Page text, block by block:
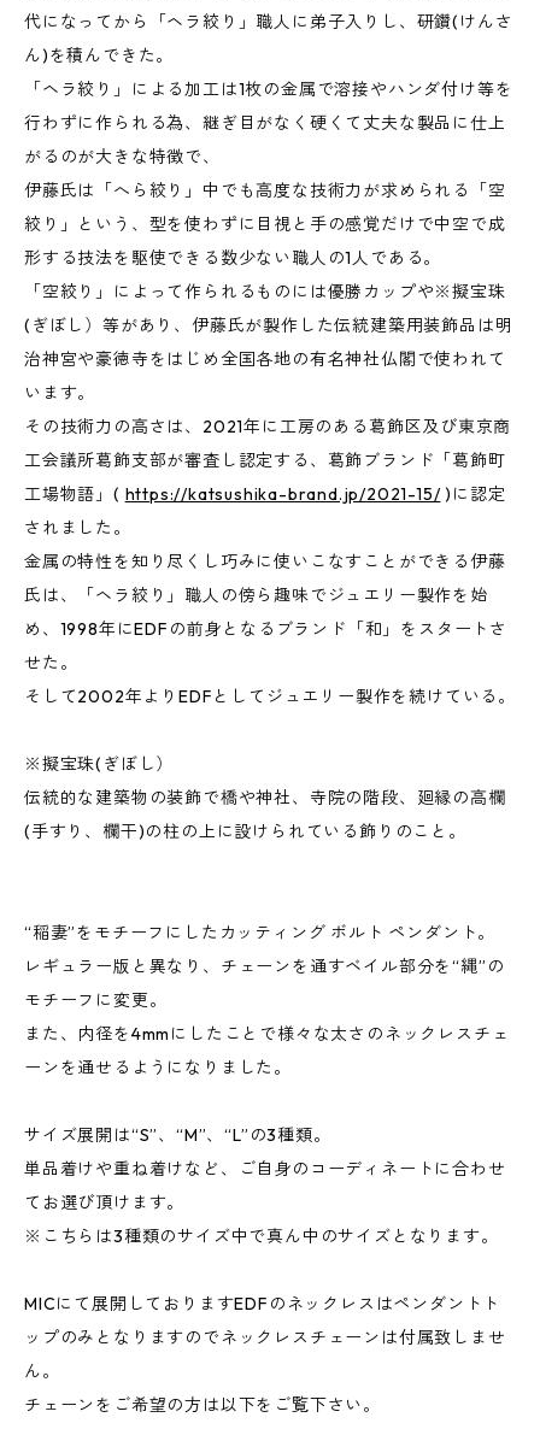
代になってから「ヘラ絞り」職人に弟子入りし、研鑽(けんさ
ん)を積んできた。
「ヘラ絞り」による加工は1枚の金属で溶接やハンダ付け等を
行わずに作られる為、継ぎ目がなく硬くて丈夫な製品に仕上
がるのが大きな特徴で、
伊藤氏は「へら絞り」中でも高度な技術力が求められる「空
絞り」という、型を使わずに目視と手の感覚だけで中空で成
形する技法を駆使できる数少ない職人の1人である。
「空絞り」によって作られるものには優勝カップや※擬宝珠
(ぎぼし）等があり、伊藤氏が製作した伝統建築用装飾品は明
治神宮や豪徳寺をはじめ全国各地の有名神社仏閣で使われて
います。
その技術力の高さは、2021年に工房のある葛飾区及び東京商
工会議所葛飾支部が審査し認定する、葛飾ブランド「葛飾町
工場物語」( https://katsushika-brand.jp/2021-15/)に認定
されました。
金属の特性を知り尽くし巧みに使いこなすことができる伊藤
氏は、「ヘラ絞り」職人の傍ら趣味でジュエリー製作を始
め、1998年にEDFの前身となるブランド「和」をスタートさ
せた。
そして2002年よりEDFとしてジュエリー製作を続けている。
※擬宝珠(ぎぼし）
伝統的な建築物の装飾で橋や神社、寺院の階段、廻縁の高欄
(手すり、欄干)の柱の上に設けられている飾りのこと。
“稲妻”をモチーフにしたカッティング ボルト ペンダント。
レギュラー版と異なり、チェーンを通すベイル部分を“縄”の
モチーフに変更。
また、内径を4mmにしたことで様々な太さのネックレスチェ
ーンを通せるようになりました。
サイズ展開は“S”、“M”、“L”の3種類。
単品着けや重ね着けなど、ご自身のコーディネートに合わせ
てお選び頂けます。
※こちらは3種類のサイズ中で真ん中のサイズとなります。
MICにて展開しておりますEDFのネックレスはペンダントト
ップのみとなりますのでネックレスチェーンは付属致しませ
ん。
チェーンをご希望の方は以下をご覧下さい。